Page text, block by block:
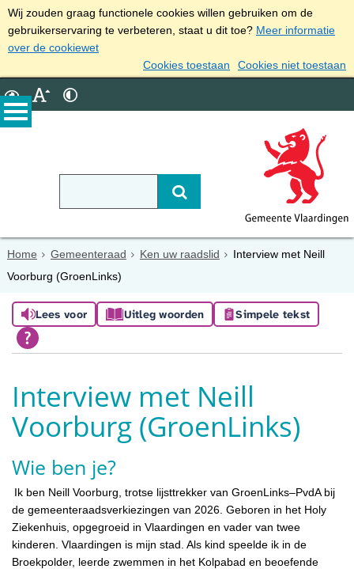
Wij zouden graag functionele cookies willen gebruiken om de
gebruikerservaring te verbeteren, staat u dit toe? Meer informatie
over de cookiewet
Cookies toestaan
Cookies niet toestaan
Home Gemeenteraad Ken uw raadslid
Interview met Neill
Voorburg (GroenLinks)
Lees voor Uitleg woorden Simpele tekst
Interview met Neill
Voorburg (GroenLinks)
Wie ben je?
Ik ben Neill Voorburg, trotse lijsttrekker van GroenLinks–PvdA bij
de gemeenteraadsverkiezingen van 2026. Geboren in het Holy
Ziekenhuis, opgegroeid in Vlaardingen en vader van twee
kinderen. Vlaardingen is mijn stad. Als kind speelde ik in de
Broekpolder, leerde zwemmen in het Kolpabad en beoefende